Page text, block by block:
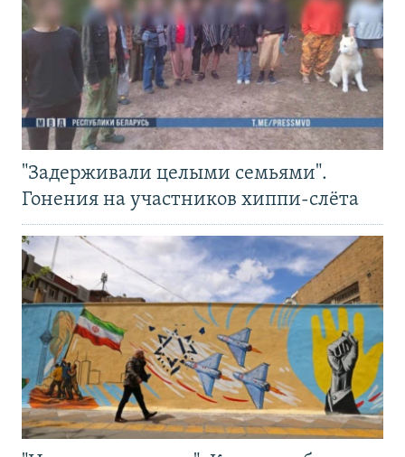
"Задерживали целыми семьями".
Гонения на участников хиппи-слёта